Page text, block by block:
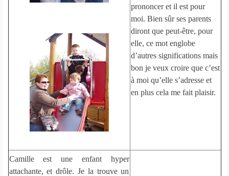
prononcer et il est pour
moi. Bien sûr ses parents
diront que peut-être, pour
elle, ce mot englobe
d’autres significations mais
bon je veux croire que c’est
à moi qu’elle s’adresse et
en plus cela me fait plaisir.
Camille est une enfant hyper
attachante, et drôle. Je la trouve un